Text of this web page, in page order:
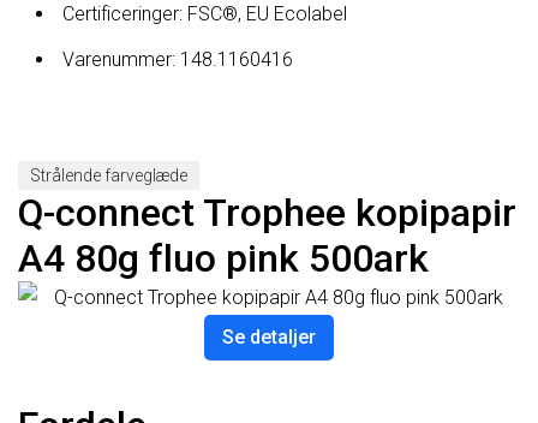
Certificeringer: FSC®, EU Ecolabel
Varenummer: 148.1160416
Strålende farveglæde
Q-connect Trophee kopipapir
A4 80g fluo pink 500ark
Se detaljer